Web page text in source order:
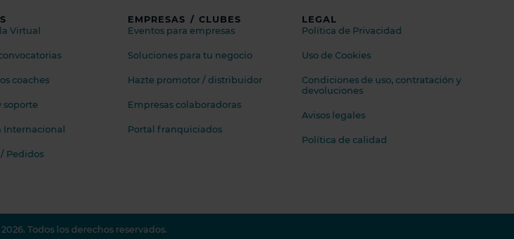
Virtual
coaches
soporte
Internacional
Pedidos
EMPRESAS / CLUBES
Eventos para empresas
Soluciones para tu negocio
Hazte promotor / distribuidor
Empresas colaboradoras
Portal franquiciados
LEGAL
Política de Privacidad
Uso de Cookies
Condiciones de uso, contratación y
devoluciones
Avisos legales
Política de calidad
Todos los derechos reservados.